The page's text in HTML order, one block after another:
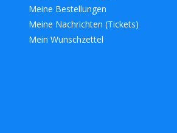
Meine Bestellungen
Meine Nachrichten (Tickets)
Mein Wunschzettel